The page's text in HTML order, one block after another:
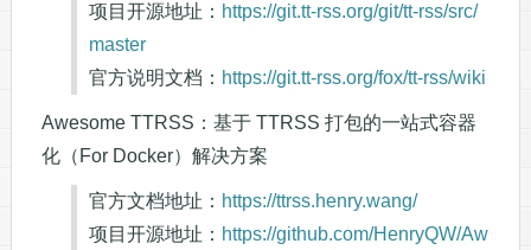
项目开源地址： https://git.tt-rss.org/git/tt-rss/src/
master
官方说明文档： https://git.tt-rss.org/fox/tt-rss/wiki
Awesome TTRSS：基于 TTRSS 打包的一站式容器
化（For Docker）解决方案
官方文档地址： https://ttrss.henry.wang/
项目开源地址： https://github.com/HenryQW/Aw